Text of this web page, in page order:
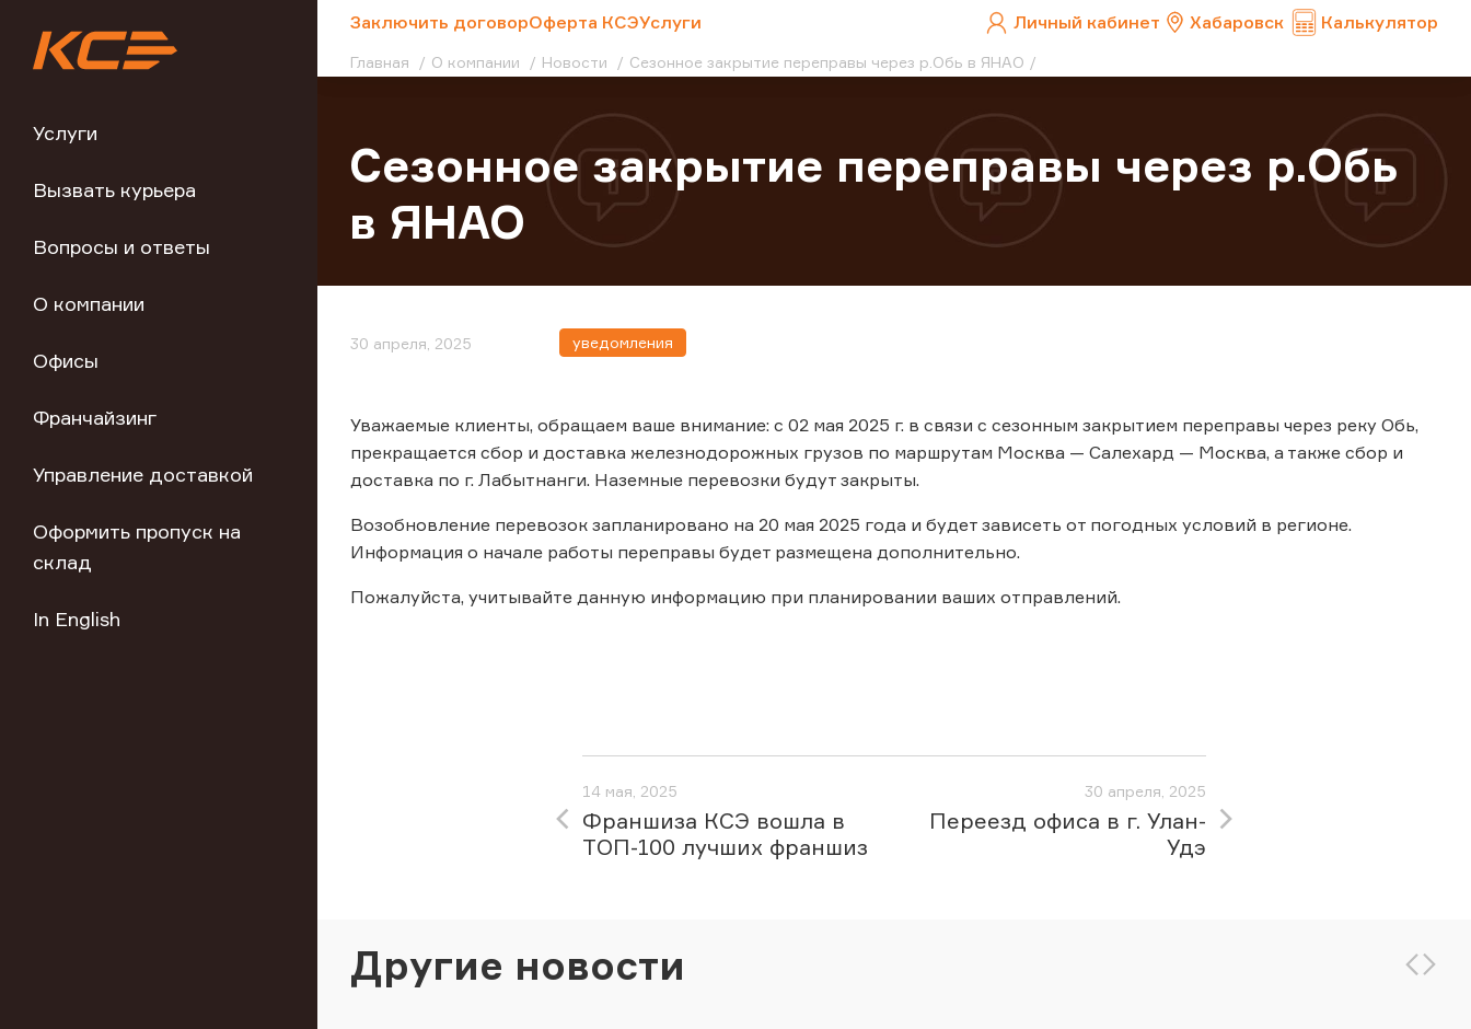
Услуги
Вызвать курьера
Вопросы и ответы
О компании
Офисы
Франчайзинг
Управление доставкой
Оформить пропуск на
склад
In English
Заключить договорОферта КСЭУслуги Личный кабинет Хабаровск Калькулятор
Главная О компании Новости Сезонное закрытие переправы через р.Обь в ЯНАО
Сезонное закрытие переправы через р.Обь
в ЯНАО
30 апреля, 2025 уведомления
Уважаемые клиенты, обращаем ваше внимание: с 02 мая 2025 г. в связи с сезонным закрытием переправы через реку Обь,
прекращается сбор и доставка железнодорожных грузов по маршрутам Москва — Салехард — Москва, а также сбор и
доставка по г. Лабытнанги. Наземные перевозки будут закрыты.
Возобновление перевозок запланировано на 20 мая 2025 года и будет зависеть от погодных условий в регионе.
Информация о начале работы переправы будет размещена дополнительно.
Пожалуйста, учитывайте данную информацию при планировании ваших отправлений.
14 мая, 2025
Франшиза КСЭ вошла в
ТОП-100 лучших франшиз
30 апреля, 2025
Переезд офиса в г. Улан-
Удэ
Другие новости